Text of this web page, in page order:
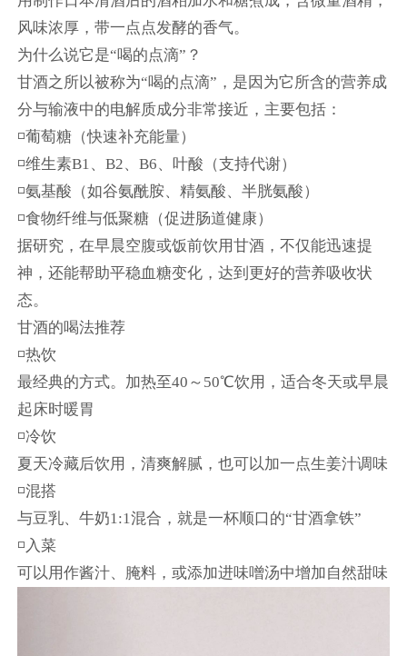
风味浓厚，带一点点发酵的香气。
为什么说它是“喝的点滴”？
甘酒之所以被称为“喝的点滴”，是因为它所含的营养成
分与输液中的电解质成分非常接近，主要包括：
◽葡萄糖（快速补充能量）
◽维生素B1、B2、B6、叶酸（支持代谢）
◽氨基酸（如谷氨酰胺、精氨酸、半胱氨酸）
◽食物纤维与低聚糖（促进肠道健康）
据研究，在早晨空腹或饭前饮用甘酒，不仅能迅速提
神，还能帮助平稳血糖变化，达到更好的营养吸收状
态。
甘酒的喝法推荐
◽热饮
最经典的方式。加热至40～50℃饮用，适合冬天或早晨
起床时暖胃
◽冷饮
夏天冷藏后饮用，清爽解腻，也可以加一点生姜汁调味
◽混搭
与豆乳、牛奶1:1混合，就是一杯顺口的“甘酒拿铁”
◽入菜
可以用作酱汁、腌料，或添加进味噌汤中增加自然甜味